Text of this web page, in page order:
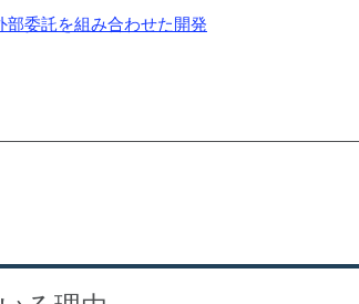
委託を組み合わせた開発